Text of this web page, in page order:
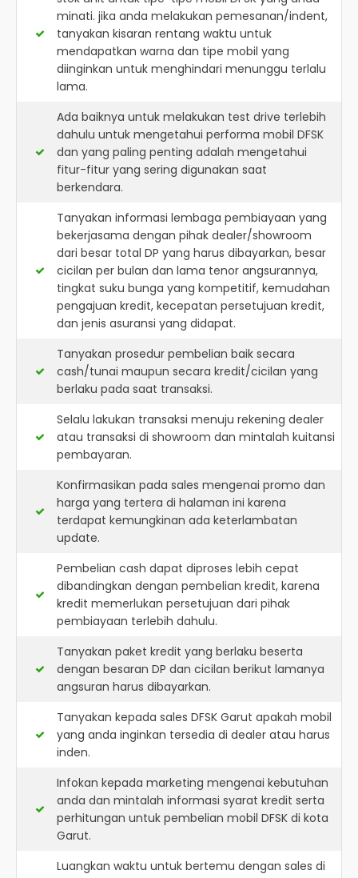
minati. jika anda melakukan pemesanan/indent,
tanyakan kisaran rentang waktu untuk
mendapatkan warna dan tipe mobil yang
diinginkan untuk menghindari menunggu terlalu
lama.
Ada baiknya untuk melakukan test drive terlebih
dahulu untuk mengetahui performa mobil DFSK
dan yang paling penting adalah mengetahui
fitur-fitur yang sering digunakan saat
berkendara.
Tanyakan informasi lembaga pembiayaan yang
bekerjasama dengan pihak dealer/showroom
dari besar total DP yang harus dibayarkan, besar
cicilan per bulan dan lama tenor angsurannya,
tingkat suku bunga yang kompetitif, kemudahan
pengajuan kredit, kecepatan persetujuan kredit,
dan jenis asuransi yang didapat.
Tanyakan prosedur pembelian baik secara
cash/tunai maupun secara kredit/cicilan yang
berlaku pada saat transaksi.
Selalu lakukan transaksi menuju rekening dealer
atau transaksi di showroom dan mintalah kuitansi
pembayaran.
Konfirmasikan pada sales mengenai promo dan
harga yang tertera di halaman ini karena
terdapat kemungkinan ada keterlambatan
update.
Pembelian cash dapat diproses lebih cepat
dibandingkan dengan pembelian kredit, karena
kredit memerlukan persetujuan dari pihak
pembiayaan terlebih dahulu.
Tanyakan paket kredit yang berlaku beserta
dengan besaran DP dan cicilan berikut lamanya
angsuran harus dibayarkan.
Tanyakan kepada sales DFSK Garut apakah mobil
yang anda inginkan tersedia di dealer atau harus
inden.
Infokan kepada marketing mengenai kebutuhan
anda dan mintalah informasi syarat kredit serta
perhitungan untuk pembelian mobil DFSK di kota
Garut.
Luangkan waktu untuk bertemu dengan sales di